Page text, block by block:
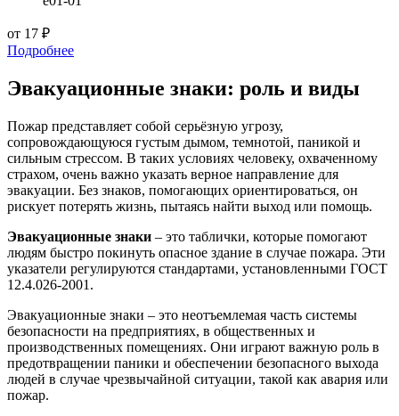
от 17 ₽
Подробнее
Эвакуационные знаки: роль и виды
Пожар представляет собой серьёзную угрозу,
сопровождающуюся густым дымом, темнотой, паникой и
сильным стрессом. В таких условиях человеку, охваченному
страхом, очень важно указать верное направление для
эвакуации. Без знаков, помогающих ориентироваться, он
рискует потерять жизнь, пытаясь найти выход или помощь.
Эвакуационные знаки – это таблички, которые помогают
людям быстро покинуть опасное здание в случае пожара. Эти
указатели регулируются стандартами, установленными ГОСТ
12.4.026-2001.
Эвакуационные знаки – это неотъемлемая часть системы
безопасности на предприятиях, в общественных и
производственных помещениях. Они играют важную роль в
предотвращении паники и обеспечении безопасного выхода
людей в случае чрезвычайной ситуации, такой как авария или
пожар.